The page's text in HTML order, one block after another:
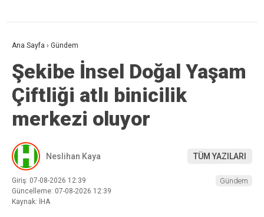
Ana Sayfa › Gündem
Şekibe İnsel Doğal Yaşam
Çiftliği atlı binicilik
merkezi oluyor
Neslihan Kaya TÜM YAZILARI
Giriş: 07-08-2026 12:39
Güncelleme: 07-08-2026 12:39
Kaynak: İHA
Gündem